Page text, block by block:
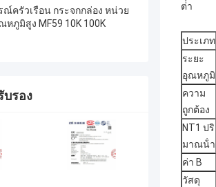
ยดสูง
ณ์ครัวเรือน กระจกกล่อง หน่วย
หภูมิสูง MF59 10K 100K
บรอง
ต่ํา
ประเภท
ระยะ
อุณหภูมิ
ความ
ถูกต้อง
NT1 ปริ
มาณน้ํา
ค่า B
วัสดุ